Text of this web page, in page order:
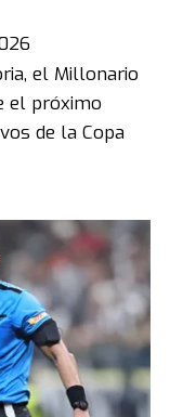
el Millonario
el próximo
de la Copa